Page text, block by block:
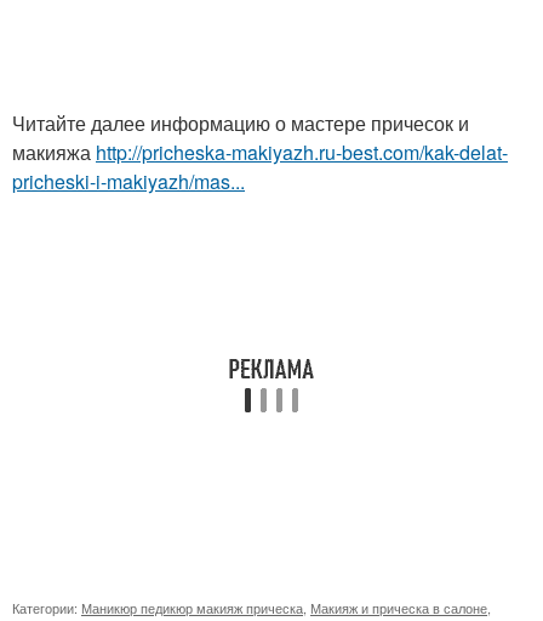
Читайте далее информацию о мастере причесок и
макияжа http://pricheska-makiyazh.ru-best.com/kak-delat-
pricheski-i-makiyazh/mas...
Категории: Маникюр педикюр макияж прическа Макияж и прическа в салоне